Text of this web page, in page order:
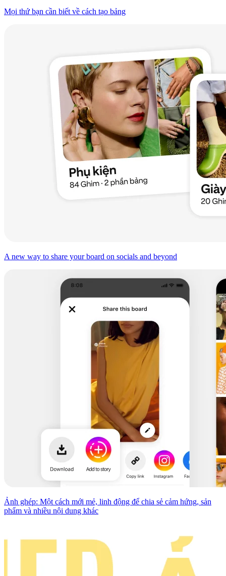
Mọi thứ bạn cần biết về cách tạo bảng
A new way to share your board on socials and beyond
Ảnh ghép: Một cách mới mẻ, linh động để chia sẻ cảm hứng, sản
phẩm và nhiều nội dung khác